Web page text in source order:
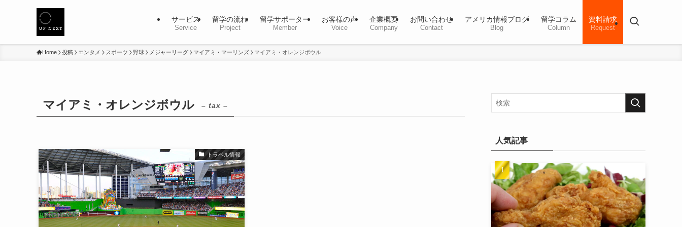
サービス
Service
留学の流れ
Project
留学サポーター
Member
お客様の声
Voice
企業概要
Company
お問い合わせ
Contact
アメリカ情報ブログ
Blog
留学コラム
Column
資料請求
Request
Home 投稿 エンタメ スポーツ 野球 メジャーリーグ マイアミ・マーリンズ マイアミ・オレンジボウル
マイアミ・オレンジボウル – tax –
トラベル情報
人気記事